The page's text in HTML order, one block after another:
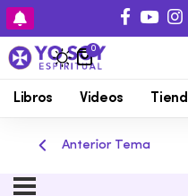
0
Libros Videos
Anterior Tema